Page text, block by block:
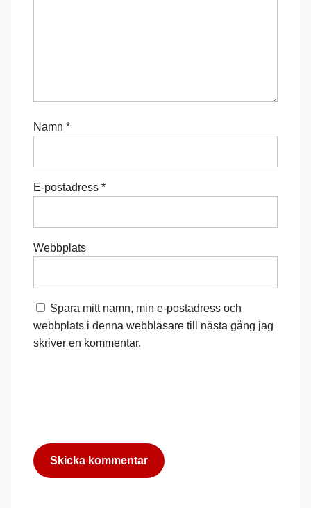
Namn *
E-postadress *
Webbplats
Spara mitt namn, min e-postadress och
webbplats i denna webbläsare till nästa gång jag
skriver en kommentar.